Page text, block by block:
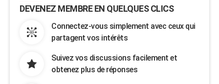
DEVENEZ MEMBRE EN QUELQUES CLICS
Connectez-vous simplement avec ceux qui
partagent vos intérêts
Suivez vos discussions facilement et
obtenez plus de réponses